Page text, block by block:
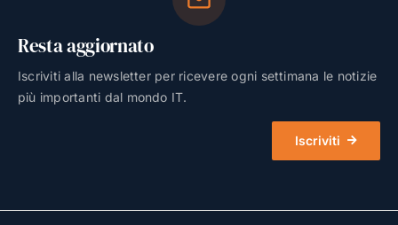
Resta aggiornato
Iscriviti alla newsletter per ricevere ogni settimana le notizie
più importanti dal mondo IT.
Iscriviti